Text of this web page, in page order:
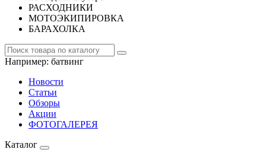
РАСХОДНИКИ
МОТОЭКИПИРОВКА
БАРАХОЛКА
Например: батвинг
Новости
Статьи
Обзоры
Акции
ФОТОГАЛЕРЕЯ
Каталог